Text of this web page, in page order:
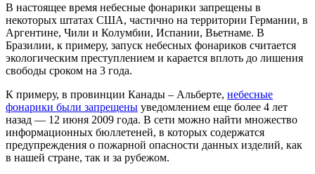
В настоящее время небесные фонарики запрещены в
некоторых штатах США, частично на территории Германии, в
Аргентине, Чили и Колумбии, Испании, Вьетнаме. В
Бразилии, к примеру, запуск небесных фонариков считается
экологическим преступлением и карается вплоть до лишения
свободы сроком на 3 года.
К примеру, в провинции Канады – Альберте, небесные
фонарики были запрещены уведомлением еще более 4 лет
назад — 12 июня 2009 года. В сети можно найти множество
информационных бюллетеней, в которых содержатся
предупреждения о пожарной опасности данных изделий, как
в нашей стране, так и за рубежом.